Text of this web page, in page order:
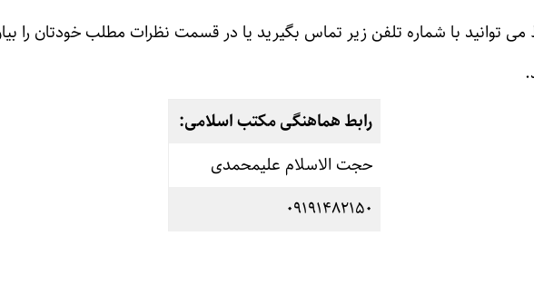
توانید با شماره تلفن زیر تماس بگیرید یا در قسمت نظرات مطلب خودتان را
رابط هماهنگی مکتب اسلامی:
حجت الاسلام علیمحمدی
۰۹۱۹۱۴۸۲۱۵۰